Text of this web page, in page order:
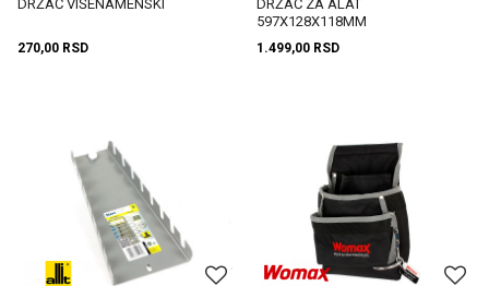
DRŽAČ VIŠENAMENSKI
270,00 RSD
DRŽAČ ZA ALAT
597X128X118MM
1.499,00 RSD